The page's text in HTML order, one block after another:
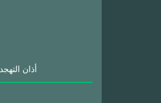
8) Azan (Tahajjud) - أذان التهجد